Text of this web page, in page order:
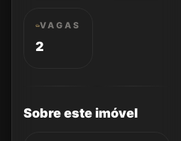
VAGAS
2
Sobre este imóvel